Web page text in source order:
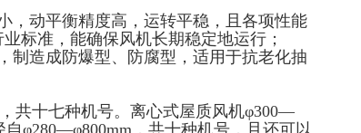
，动平衡精度高，运转平稳，且各项性能
标准，能确保风机长期稳定地运行；
制造成防爆型、防腐型，适用于抗老化抽
共十七种机号。离心式屋质风机φ300—
φ280—φ800mm，共十种机号，且还可以